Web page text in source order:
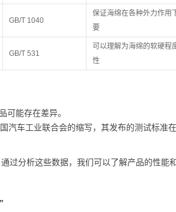
GB/T 1040
保证海绵在各种外力作用
要
GB/T 531
可以理解为海绵的软硬程
性
可能存在差异。
汽车工业联合会的缩写，其发布的测试标准
过分析这些数据，我们可以了解产品的性能